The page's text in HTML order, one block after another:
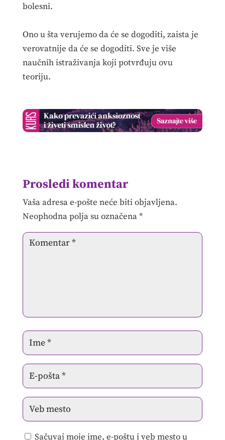
bolesni.
Ono u šta verujemo da će se dogoditi, zaista je
verovatnije da će se dogoditi. Sve je više
naučnih istraživanja koji potvrđuju ovu
teoriju.
Prosledi komentar
Vaša adresa e-pošte neće biti objavljena.
Neophodna polja su označena*
Sačuvaj moje ime, e-poštu i veb mesto u